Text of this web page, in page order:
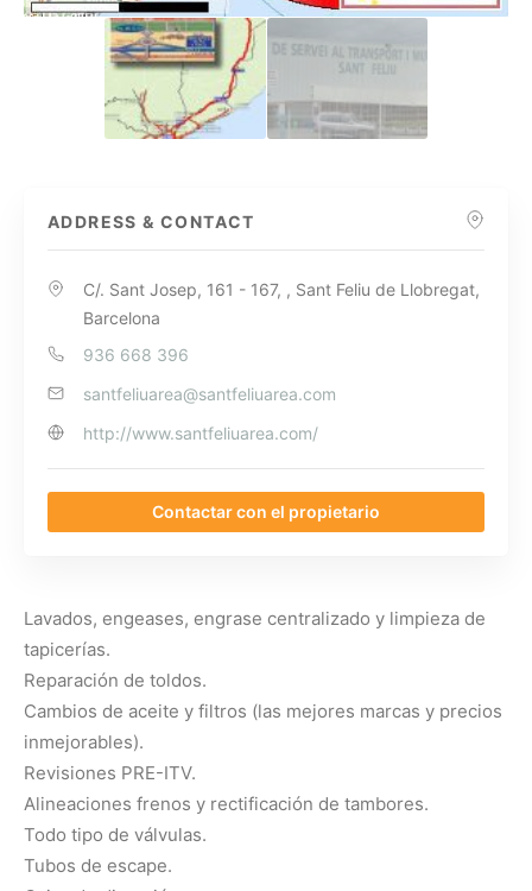
ADDRESS & CONTACT
C/. Sant Josep, 161 - 167, , Sant Feliu de Llobregat,
Barcelona
936 668 396
santfeliuarea@santfeliuarea.com
http://www.santfeliuarea.com/
Contactar con el propietario
Lavados, engeases, engrase centralizado y limpieza de
tapicerías.
Reparación de toldos.
Cambios de aceite y filtros (las mejores marcas y precios
inmejorables).
Revisiones PRE-ITV.
Alineaciones frenos y rectificación de tambores.
Todo tipo de válvulas.
Tubos de escape.